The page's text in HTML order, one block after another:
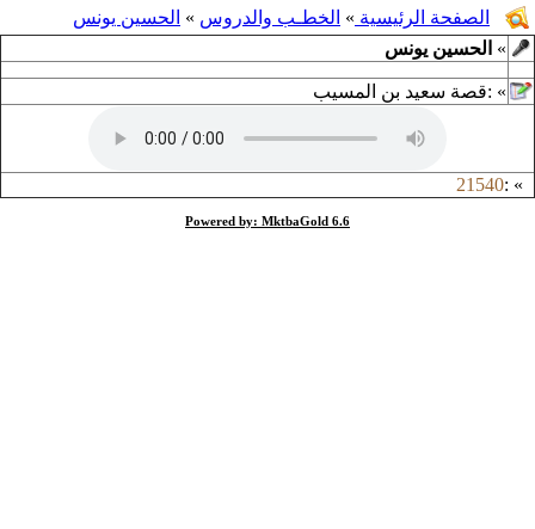
الصفحة الرئيسية » الخطـب والدروس » الحسين يونس
» الحسين يونس
»
:قصة سعيد بن المسيب
»
:
21540
Powered by: MktbaGold 6.6